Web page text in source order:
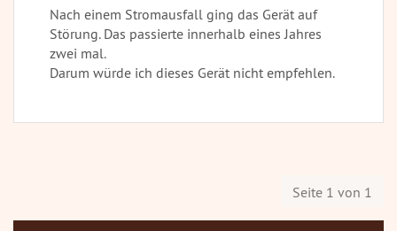
Nach einem Stromausfall ging das Gerät auf
Störung. Das passierte innerhalb eines Jahres
zwei mal.
Darum würde ich dieses Gerät nicht empfehlen.
Seite 1 von 1